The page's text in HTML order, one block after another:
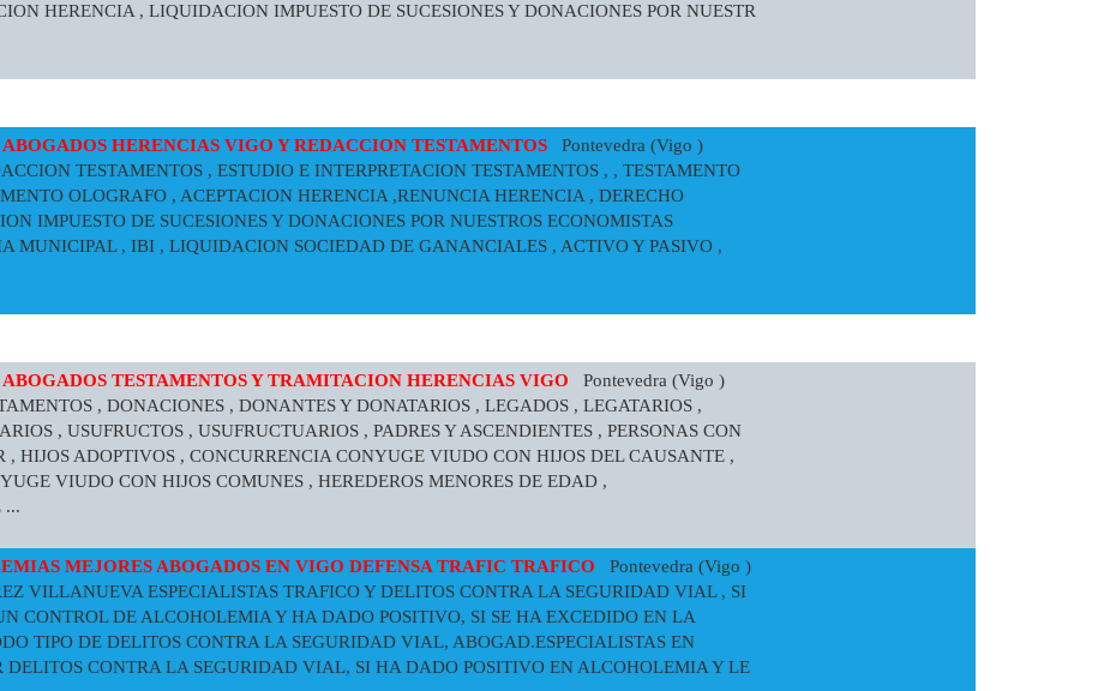
HERENCIA , LIQUIDACION IMPUESTO DE SUCESIONES Y DONACIONES POR NUESTR
HERENCIAS VIGO Y REDACCION TESTAMENTOS
Pontevedra (Vigo )
TESTAMENTOS , ESTUDIO E INTERPRETACION TESTAMENTOS , , TESTAMENTO
OLOGRAFO , ACEPTACION HERENCIA ,RENUNCIA HERENCIA , DERECHO
IMPUESTO DE SUCESIONES Y DONACIONES POR NUESTROS ECONOMISTAS
MUNICIPAL , IBI , LIQUIDACION SOCIEDAD DE GANANCIALES , ACTIVO Y PASIVO ,
TESTAMENTOS Y TRAMITACION HERENCIAS VIGO
Pontevedra (Vigo )
, DONACIONES , DONANTES Y DONATARIOS , LEGADOS , LEGATARIOS ,
, USUFRUCTOS , USUFRUCTUARIOS , PADRES Y ASCENDIENTES , PERSONAS CON
, HIJOS ADOPTIVOS , CONCURRENCIA CONYUGE VIUDO CON HIJOS DEL CAUSANTE ,
VIUDO CON HIJOS COMUNES , HEREDEROS MENORES DE EDAD ,
...
MEJORES ABOGADOS EN VIGO DEFENSA TRAFIC TRAFICO
Pontevedra (Vigo )
VILLANUEVA ESPECIALISTAS TRAFICO Y DELITOS CONTRA LA SEGURIDAD VIAL , SI
CONTROL DE ALCOHOLEMIA Y HA DADO POSITIVO, SI SE HA EXCEDIDO EN LA
TIPO DE DELITOS CONTRA LA SEGURIDAD VIAL, ABOGAD.ESPECIALISTAS EN
DELITOS CONTRA LA SEGURIDAD VIAL, SI HA DADO POSITIVO EN ALCOHOLEMIA Y LE